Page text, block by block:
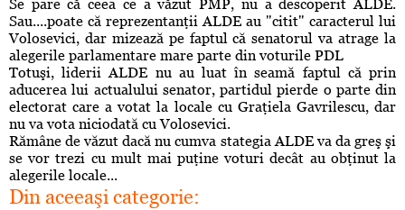
Se pare că ceea ce a văzut PMP, nu a descoperit ALDE.
Sau....poate că reprezentanţii ALDE au "citit" caracterul lui
Volosevici, dar mizează pe faptul că senatorul va atrage la
alegerile parlamentare mare parte din voturile PDL
Totuşi, liderii ALDE nu au luat în seamă faptul că prin
aducerea lui actualului senator, partidul pierde o parte din
electorat care a votat la locale cu Graţiela Gavrilescu, dar
nu va vota niciodată cu Volosevici.
Rămâne de văzut dacă nu cumva stategia ALDE va da greş şi
se vor trezi cu mult mai puţine voturi decât au obţinut la
alegerile locale...
Din aceeaşi categorie: